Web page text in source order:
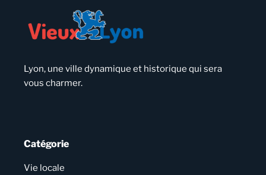
Lyon, une ville dynamique et historique qui sera
vous charmer.
Catégorie
Vie locale